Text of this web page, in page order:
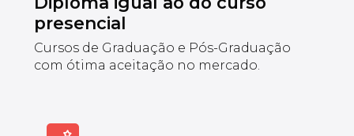
presencial
Cursos de Graduação e Pós-Graduação
com ótima aceitação no mercado.